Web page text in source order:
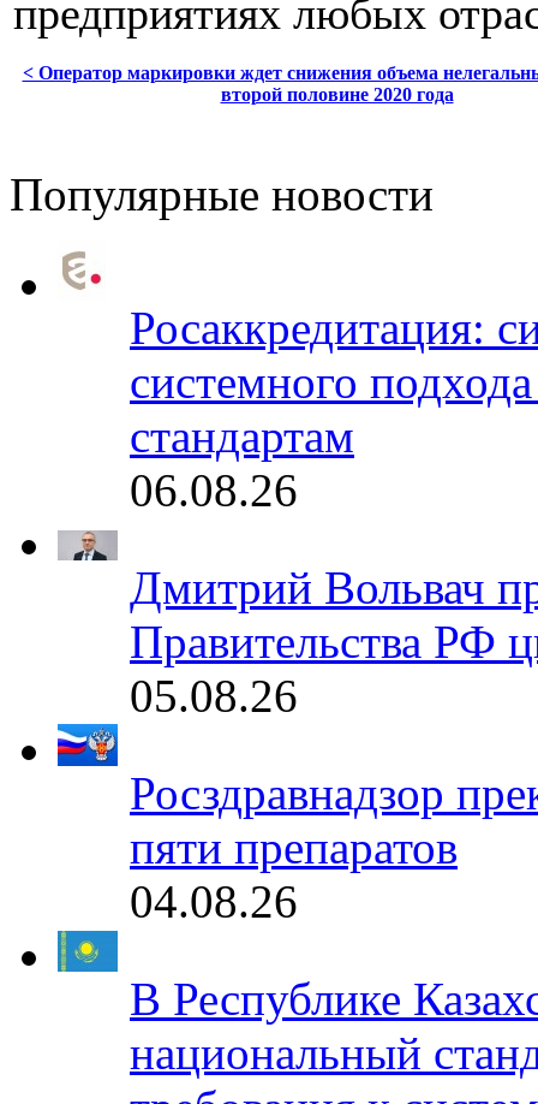
предприятиях любых
< Оператор маркировки ждет снижения объема
второй половине 2020 года
Популярные новости
Росаккредитация:
системного
стандартам
06.08.26
Дмитрий Вольвач
Правительства РФ
05.08.26
Росздравнадзор
пяти препаратов
04.08.26
В Республике
национальный